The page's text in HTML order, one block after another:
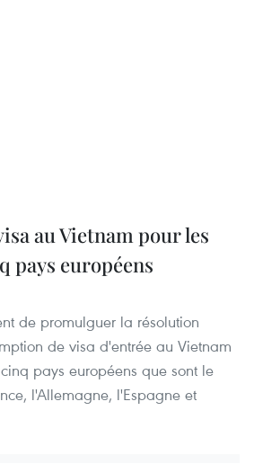
au Vietnam pour les
pays européens
de promulguer la résolution
de visa d'entrée au Vietnam
pays européens que sont le
l'Allemagne, l'Espagne et